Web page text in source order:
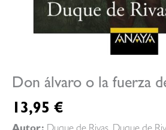
Don álvaro o la fuerza
13,95 €